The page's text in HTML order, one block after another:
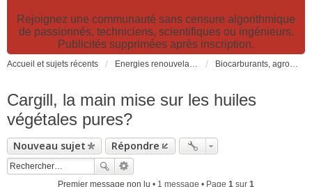
Rejoignez une communauté sans censure algorithmique
de passionnés, techniciens, scientifiques ou ingénieurs.
Publicités supprimées après inscription.
Accueil et sujets récents Energies renouvelables et fossiles, énergie solaire, biocarburants et changement climatique Biocarburants, agrocarburants, biocombustibles, BtL, carburants alternatifs non fossiles...
Cargill, la main mise sur les huiles
végétales pures?
Nouveau sujet Répondre
Premier message non lu • 1 message • Page 1 sur 1